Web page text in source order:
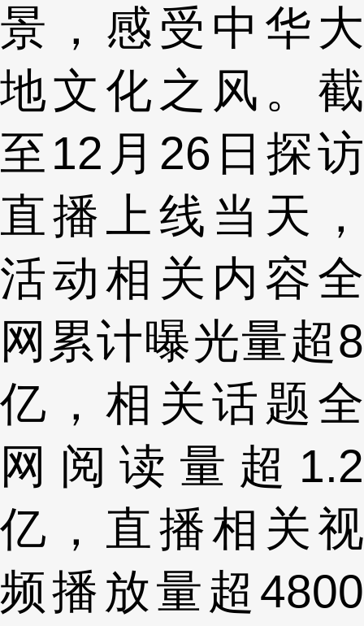
景，感受中华大
地文化之风。截
至12月26日探访
直播上线当天，
活动相关内容全
网累计曝光量超8
亿，相关话题全
网阅读量超1.2
亿，直播相关视
频播放量超4800